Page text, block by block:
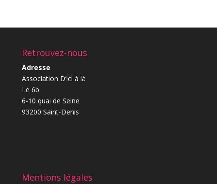
Retrouvez-nous
Adresse
Association D’ici à là
Le 6b
6-10 quai de Seine
93200 Saint-Denis
Mentions légales